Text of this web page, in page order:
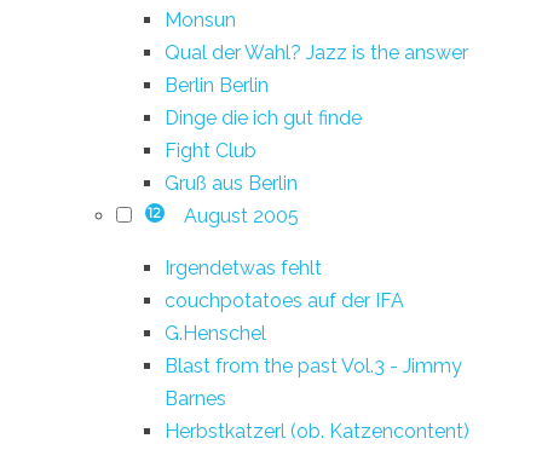
Monsun
Qual der Wahl? Jazz is the answer
Berlin Berlin
Dinge die ich gut finde
Fight Club
Gruß aus Berlin
12 August 2005
Irgendetwas fehlt
couchpotatoes auf der IFA
G.Henschel
Blast from the past Vol.3 - Jimmy
Barnes
Herbstkatzerl (ob. Katzencontent)